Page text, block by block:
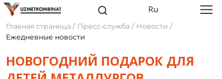
Ru
Главная страница / Пресс-служба / Новости /
Ежедневные новости
НОВОГОДНИЙ ПОДАРОК ДЛЯ